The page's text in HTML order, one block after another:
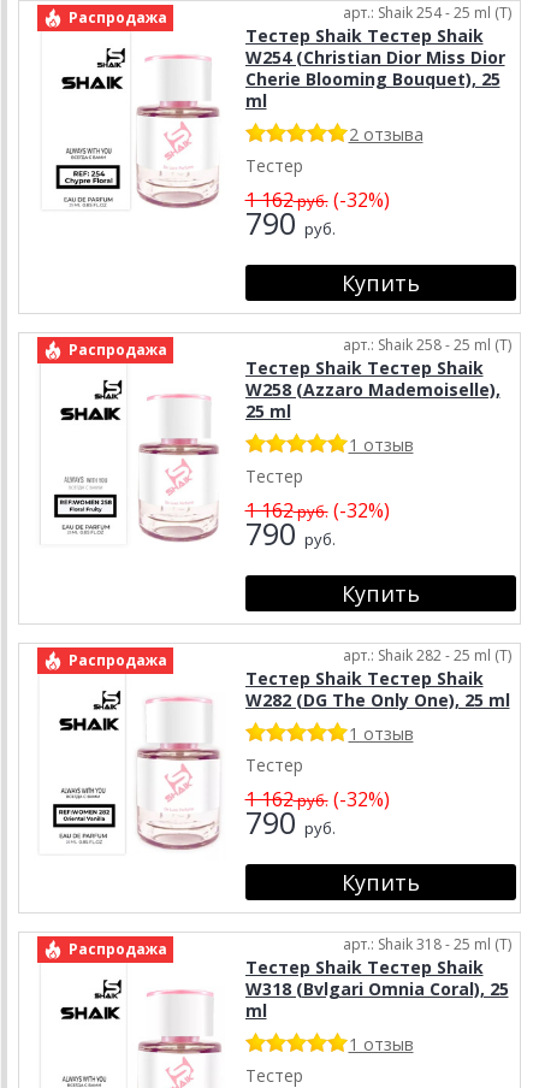
Распродажа арт.: Shaik 254 - 25 ml (T)
Тестер Shaik Тестер Shaik
W254 (Christian Dior Miss Dior
Cherie Blooming Bouquet), 25
ml
2 отзыва
Тестер
1 162руб.(-32%)
790 руб.
Распродажа арт.: Shaik 258 - 25 ml (T)
Тестер Shaik Тестер Shaik
W258 (Azzaro Mademoiselle),
25 ml
1 отзыв
Тестер
1 162руб.(-32%)
790 руб.
Распродажа арт.: Shaik 282 - 25 ml (T)
Тестер Shaik Тестер Shaik
W282 (DG The Only One), 25 ml
1 отзыв
Тестер
1 162руб.(-32%)
790 руб.
Распродажа арт.: Shaik 318 - 25 ml (T)
Тестер Shaik Тестер Shaik
W318 (Bvlgari Omnia Coral), 25
ml
1 отзыв
Тестер